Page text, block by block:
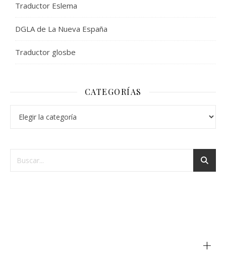
Traductor Eslema
DGLA de La Nueva España
Traductor glosbe
CATEGORÍAS
+